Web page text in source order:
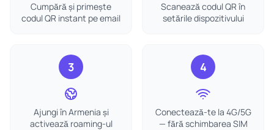
Cumpără și primește
codul QR instant pe email
Scanează codul QR în
setările dispozitivului
3
Ajungi în Armenia și
activează roaming-ul
4
Conectează-te la 4G/5G
— fără schimbarea SIM